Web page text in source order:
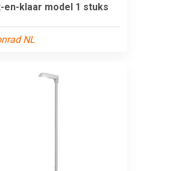
en-klaar model 1 stuks
NL